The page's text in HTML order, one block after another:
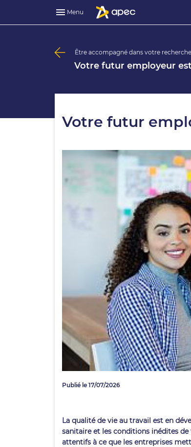
Menu
Être accompagné dans votre
Votre futur employeur
Votre futur
Publié le 17/07/2026
La qualité de vie au travail est en
sanitaire et les conditions inédites de
attentifs à ce que les entreprises